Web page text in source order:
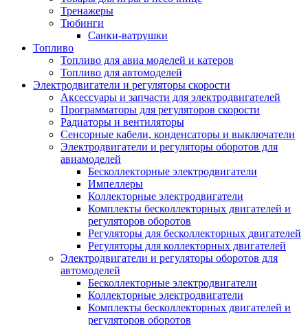
Тренажеры
Тюбинги
Санки-ватрушки
Топливо
Топливо для авиа моделей и катеров
Топливо для автомоделей
Электродвигатели и регуляторы скорости
Аксессуары и запчасти для электродвигателей
Программаторы для регуляторов скорости
Радиаторы и вентиляторы
Сенсорные кабели, конденсаторы и выключатели
Электродвигатели и регуляторы оборотов для
авиамоделей
Бесколлекторные электродвигатели
Импеллеры
Коллекторные электродвигатели
Комплекты бесколлекторных двигателей и
регуляторов оборотов
Регуляторы для бесколлекторных двигателей
Регуляторы для коллекторных двигателей
Электродвигатели и регуляторы оборотов для
автомоделей
Бесколлекторные электродвигатели
Коллекторные электродвигатели
Комплекты бесколлекторных двигателей и
регуляторов оборотов